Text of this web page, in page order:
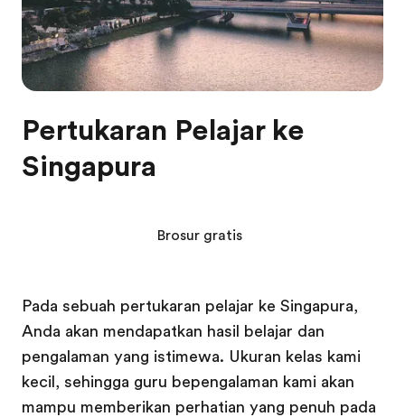
Bergabung dengan tim kami
Pertukaran Pelajar ke
Singapura
Pada sebuah pertukaran pelajar ke Singapura,
Anda akan mendapatkan hasil belajar dan
pengalaman yang istimewa. Ukuran kelas kami
kecil, sehingga guru bepengalaman kami akan
mampu memberikan perhatian yang penuh pada
Brosur gratis